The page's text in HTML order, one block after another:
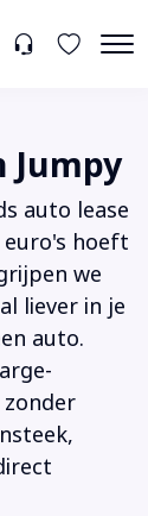
Jumpy
auto lease
hoeft
we
liever in je
auto.
zonder